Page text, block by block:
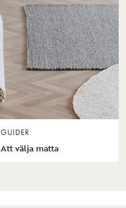
GUIDER
Att välja matta